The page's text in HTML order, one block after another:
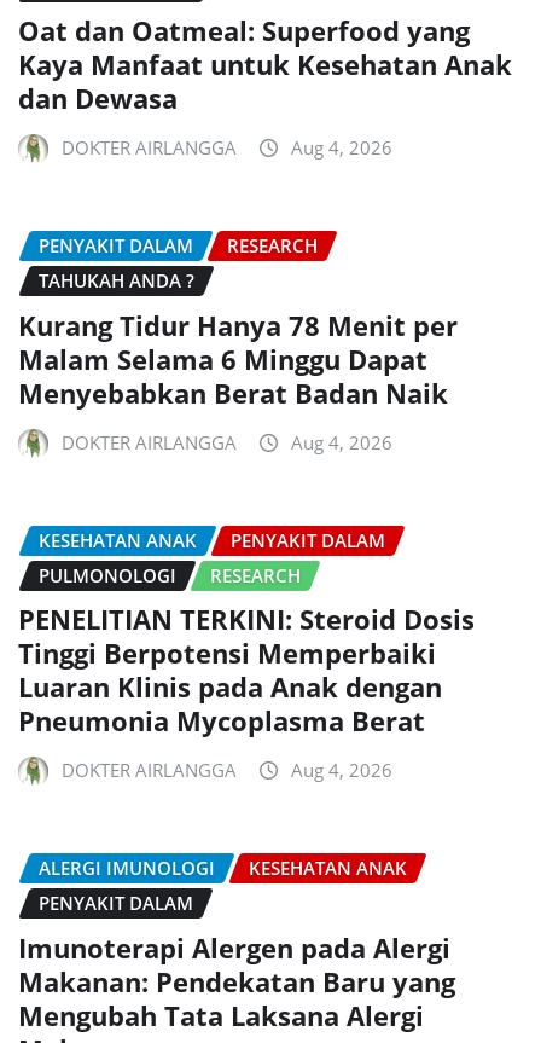
Oat dan Oatmeal: Superfood yang
Kaya Manfaat untuk Kesehatan Anak
dan Dewasa
DOKTER AIRLANGGA Aug 4, 2026
PENYAKIT DALAM
RESEARCH
TAHUKAH ANDA ?
Kurang Tidur Hanya 78 Menit per
Malam Selama 6 Minggu Dapat
Menyebabkan Berat Badan Naik
DOKTER AIRLANGGA Aug 4, 2026
KESEHATAN ANAK
PENYAKIT DALAM
PULMONOLOGI
RESEARCH
PENELITIAN TERKINI: Steroid Dosis
Tinggi Berpotensi Memperbaiki
Luaran Klinis pada Anak dengan
Pneumonia Mycoplasma Berat
DOKTER AIRLANGGA Aug 4, 2026
ALERGI IMUNOLOGI
KESEHATAN ANAK
PENYAKIT DALAM
Imunoterapi Alergen pada Alergi
Makanan: Pendekatan Baru yang
Mengubah Tata Laksana Alergi